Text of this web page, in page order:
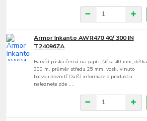
Armor Inkanto AWR470 40/ 300 IN
T24096ZA
Barvící páska černá na papír, šířka 40 mm, délka
300 m, průměr středu 25 mm, vosk, vinuto
barvou dovnitř Další informace o produktu
naleznete zde ....